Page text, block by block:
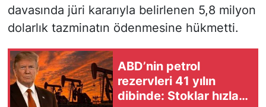
davasında jüri kararıyla belirlenen 5,8 milyon
dolarlık tazminatın ödenmesine hükmetti.
ABD’nin petrol
rezervleri 41 yılın
dibinde: Stoklar hızla